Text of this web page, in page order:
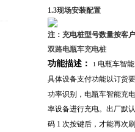
1.3现场安装配置
注：充电桩型号数量按客
双路电瓶车充电桩
功能描述： 1 电瓶车智
具体设备支付功能以订货
功率识别，电瓶车智能充
率设备进行充电。出厂默
码 1 次按键后，才能再次